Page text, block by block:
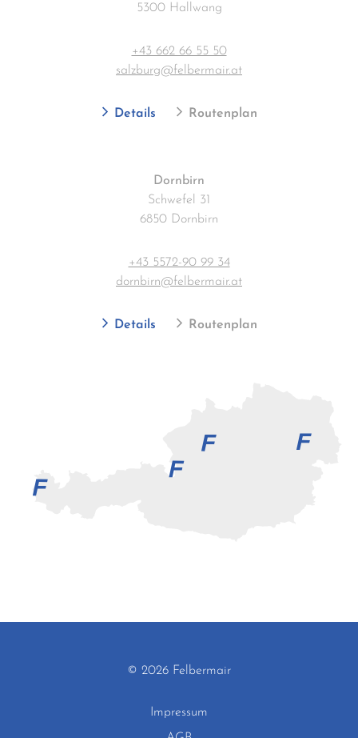
5300 Hallwang
+43 662 66 55 50
salzburg@felbermair.at
Details Routenplan
Dornbirn
Schwefel 31
6850 Dornbirn
+43 5572-90 99 34
dornbirn@felbermair.at
Details Routenplan
© 2026 Felbermair
Impressum